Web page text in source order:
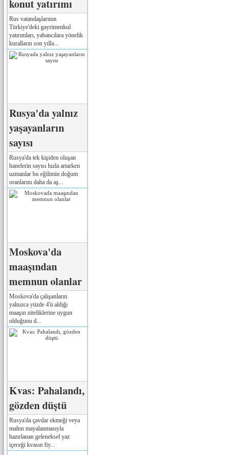
konut yatırımı
Rus vatandaşlarının
Türkiye'deki gayrimenkul
yatırımları, yabancılara yönelik
kuralların son yılla...
Rusya'da yalnız
yaşayanların
sayısı
Rusya'da tek kişiden oluşan
hanelerin sayısı hızla artarken
uzmanlar bu eğilimin doğum
oranlarını daha da aş...
Moskova'da
maaşından
memnun olanlar
Moskova'da çalışanların
yalnızca yüzde 4'ü aldığı
maaşın niteliklerine uygun
olduğunu d...
Kvas: Pahalandı,
gözden düştü
Rusya'da çavdar ekmeği veya
maltın mayalanmasıyla
hazırlanan geleneksel yaz
içeceği kvasın fiy...